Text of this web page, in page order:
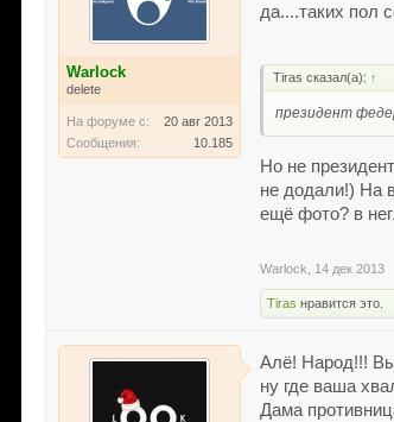
Warlock
delete
На форуме с:
20 авг 2013
Сообщения:
10.185
да....таких пол
Tiras сказал(а): ↑
президент
Но не
не додали!) На
ещё фото? в
Warlock
14 дек 2013
Tiras нравится это.
Алё! Народ!!!
ну где ваша
Дама